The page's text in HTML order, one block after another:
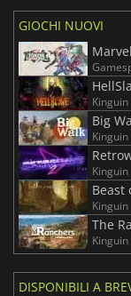
GIOCHI NUOVI
Kinguin
Big
Kinguin
Kinguin
Beast
Kinguin
The
Kinguin
DISPONIBILI A